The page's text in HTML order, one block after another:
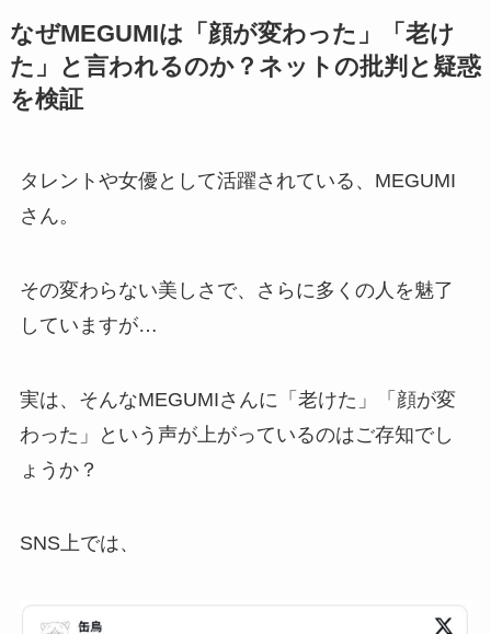
なぜMEGUMIは「顔が変わった」「老け
た」と言われるのか？ネットの批判と疑惑
を検証
タレントや女優として活躍されている、MEGUMI
さん。
その変わらない美しさで、さらに多くの人を魅了
していますが…
実は、そんなMEGUMIさんに「老けた」「顔が変
わった」という声が上がっているのはご存知でし
ょうか？
SNS上では、